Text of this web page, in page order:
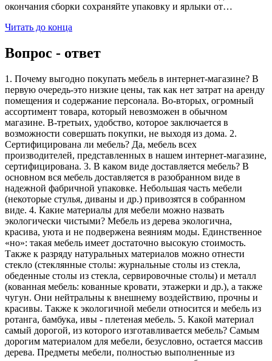
окончания сборки сохраняйте упаковку и ярлыки от…
Читать до конца
Вопрос - ответ
1. Почему выгодно покупать мебель в интернет-магазине? В
первую очередь-это низкие цены, так как нет затрат на аренду
помещения и содержание персонала. Во-вторых, огромный
ассортимент товара, который невозможен в обычном
магазине. В-третьих, удобство, которое заключается в
возможности совершать покупки, не выходя из дома. 2.
Сертифицирована ли мебель? Да, мебель всех
производителей, представленных в нашем интернет-магазине,
сертифицирована. 3. В каком виде доставляется мебель? В
основном вся мебель доставляется в разобранном виде в
надежной фабричной упаковке. Небольшая часть мебели
(некоторые стулья, диваны и др.) привозятся в собранном
виде. 4. Какие материалы для мебели можно назвать
экологически чистыми? Мебель из дерева экологична,
красива, уюта и не подвержена веяниям моды. Единственное
«но»: такая мебель имеет достаточно высокую стоимость.
Также к разряду натуральных материалов можно отнести
стекло (стеклянные столы: журнальные столы из стекла,
обеденные столы из стекла, сервировочные столы) и металл
(кованная мебель: кованные кровати, этажерки и др.), а также
чугун. Они нейтральны к внешнему воздействию, прочны и
красивы. Также к экологичной мебели относится и мебель из
ротанга, бамбука, ивы - плетеная мебель. 5. Какой материал
самый дорогой, из которого изготавливается мебель? Самым
дорогим материалом для мебели, безусловно, остается массив
дерева. Предметы мебели, полностью выполненные из